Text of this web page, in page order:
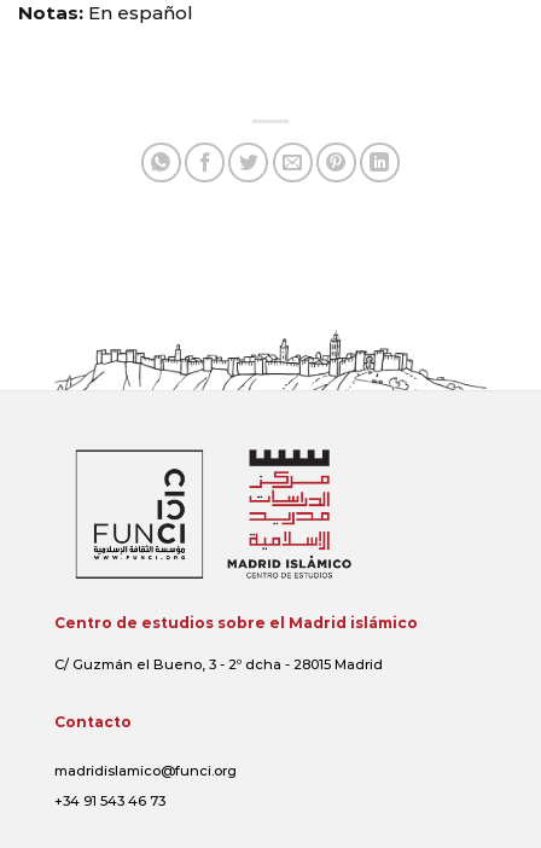
Notas: En español
Centro de estudios sobre el Madrid islámico
C/ Guzmán el Bueno, 3 - 2º dcha - 28015 Madrid
Contacto
madridislamico@funci.org
+34 91 543 46 73